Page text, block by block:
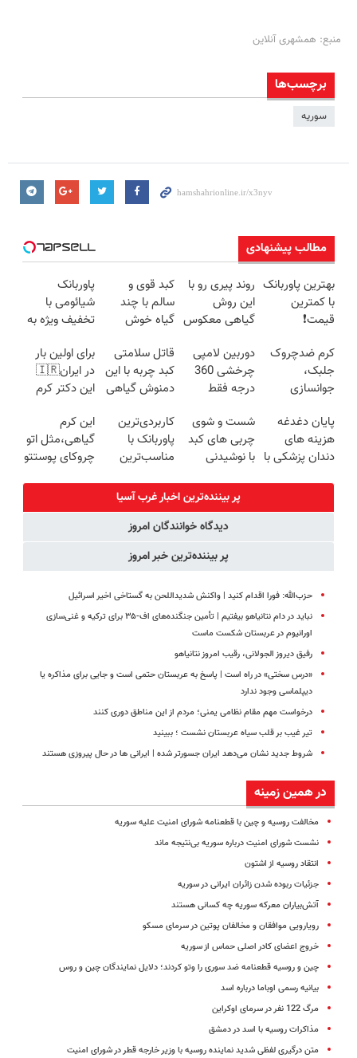
منبع: همشهری آنلاین
برچسب‌ها
سوریه
مطالب پیشنهادی
بهترین پاوربانک
با کمترین
قیمت❗
روند پیری رو با
این روش
گیاهی معکوس
کبد قوی و
سالم با چند
گیاه خوش
پاوربانک
شیائومی با
تخفیف ویژه به
کرم ضدچروک
جلبک،
جوانسازی
شما40%تخفیف
دوربین لامپی
چرخشی 360
درجه فقط
🔥 پرداخت
درب منزل
قاتل سلامتی
کبد چربه با این
دمنوش گیاهی
برای اولین بار
در ایران🇮🇷
این دکتر کرم
روزه ساخت!
پایان دغدغه
هزینه های
دندان پزشکی با
شست و شوی
چربی های کبد
با نوشیدنی
کاربردی‌ترین
پاوربانک با
مناسب‌ترین
این کرم
گیاهی،مثل اتو
چروکای پوستتو
ویژه
پر بیننده‌ترین اخبار غرب آسیا
دیدگاه خوانندگان امروز
پر بیننده‌ترین خبر امروز
حزب‌الله: فورا اقدام کنید | واکنش شدیداللحن به گستاخی اخیر اسرائیل
نباید در دام نتانیاهو بیفتیم | تأمین جنگنده‌های اف-۳۵ برای ترکیه و غنی‌سازی
اورانیوم در عربستان شکست ماست
رفیق دیروز الجولانی، رقیب امروز نتانیاهو
«درس سختی» در راه است | پاسخ به عربستان حتمی است و جایی برای مذاکره یا
دیپلماسی وجود ندارد
درخواست مهم مقام نظامی یمنی؛ مردم از این مناطق دوری کنند
تیر غیب بر قلب سیاه عربستان نشست ؛ ببینید
شروط جدید نشان می‌دهد ایران جسورتر شده | ایرانی ها در حال پیروزی هستند
در همین زمینه
مخالفت روسیه و چین با قطعنامه شورای امنیت علیه سوریه
نشست شورای امنیت درباره سوریه بی‌نتیجه ماند
انتقاد روسیه از اشتون
جزئیات ربوده شدن زائران ایرانی در سوریه
آتش‌بیاران معرکه سوریه چه کسانی هستند
رویارویی موافقان و مخالفان پوتین در سرمای مسکو
خروج اعضای کادر اصلی حماس از سوریه
چین و روسیه قطعنامه ضد سوری را وتو کردند؛ دلایل نمایندگان چین و روس
بیانیه رسمی اوباما درباره اسد
مرگ 122 نفر در سرمای اوکراین
مذاکرات روسیه با اسد در دمشق
متن درگیری لفظی شدید نماینده روسیه با وزیر خارجه قطر در شورای امنیت